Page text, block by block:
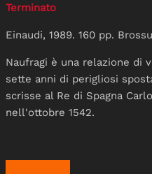
Terminato
Einaudi, 1989. 160 pp.
Naufragi è una relazione di
sette anni di perigliosi
scrisse al Re di Spagna
nell'ottobre 1542.